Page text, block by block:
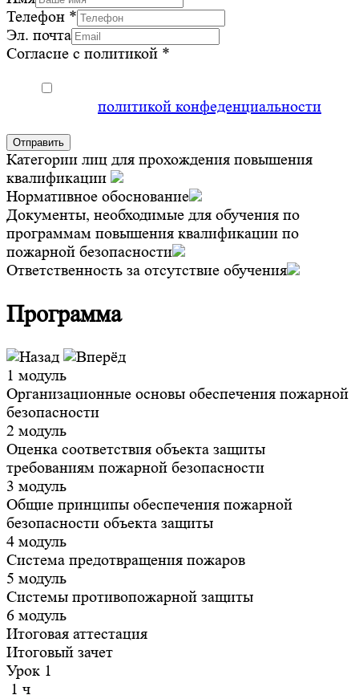
Телефон *
Эл. почта
Согласие с политикой *
политикой конфеденциальности
Отправить
Категории лиц для прохождения повышения
квалификации
Нормативное обоснование
Документы, необходимые для обучения по
программам повышения квалификации по
пожарной безопасности
Ответственность за отсутствие обучения
Программа
1 модуль
Организационные основы обеспечения пожарной
безопасности
2 модуль
Оценка соответствия объекта защиты
требованиям пожарной безопасности
3 модуль
Общие принципы обеспечения пожарной
безопасности объекта защиты
4 модуль
Система предотвращения пожаров
5 модуль
Системы противопожарной защиты
6 модуль
Итоговая аттестация
Итоговый зачет
Урок 1
1 ч